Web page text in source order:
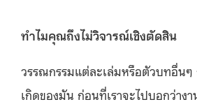
ทำไมคุณถึงไม่วิจารณ์เชิงตัดสิน
วรรณกรรมแต่ละเล่มหรือตัวบทอื่นๆ
เกิดของมัน ก่อนที่เราจะไปบอกว่าง